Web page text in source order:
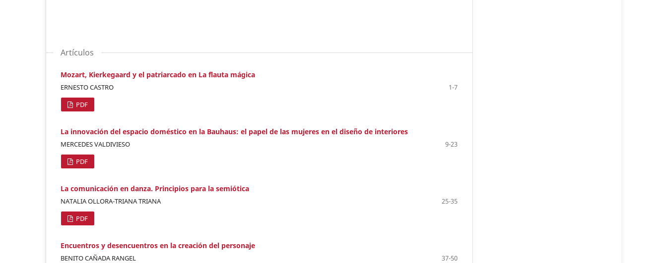
Artículos
Mozart, Kierkegaard y el patriarcado en La flauta mágica
ERNESTO CASTRO
1-7
PDF
La innovación del espacio doméstico en la Bauhaus: el papel de las mujeres en el diseño de interiores
MERCEDES VALDIVIESO
9-23
PDF
La comunicación en danza. Principios para la semiótica
NATALIA OLLORA-TRIANA TRIANA
25-35
PDF
Encuentros y desencuentros en la creación del personaje
BENITO CAÑADA RANGEL
37-50